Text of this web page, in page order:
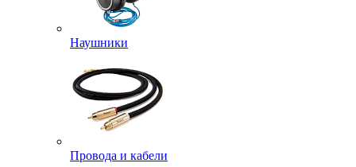
Наушники
Провода и кабели